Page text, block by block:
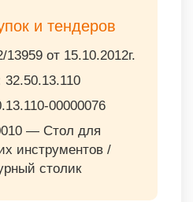
и тендеров
от 15.10.2012г.
32.50.13.110
00000076
— Стол для
инструментов /
столик